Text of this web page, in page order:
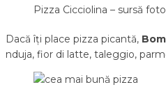
Pizza Cicciolina – sursă
Dacă îți place pizza picantă,
nduja, fior di latte, taleggio,